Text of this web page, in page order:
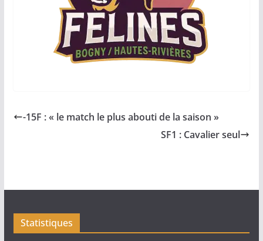
-15F : « le match le plus abouti de la saison »
SF1 : Cavalier seul
Statistiques